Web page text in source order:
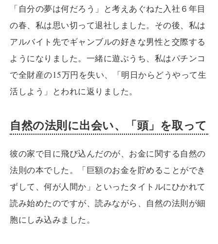
「自分の夢は何だろう」と考えあぐねた入社６年目
の春、私は思い切って退社しました。その後、私は
アルバイト先でギャンブルの好きな男性と交際する
ようになりました。一緒に遊ぶうち、私はパチンコ
で全財産の15万円を失い、「明日からどうやって生
活しよう」とわれに返りました。
自然の法則に出会い、「頭」を取って
彼の家で目に飛び込んだのが、お金に関する自然の
法則の本でした。「巨額のお金を貯めることができ
ずして、何が人間か」といったタイトルにひかれて
読み始めたのですが、読みながら、自然の法則が細
胞にしみ込みました。